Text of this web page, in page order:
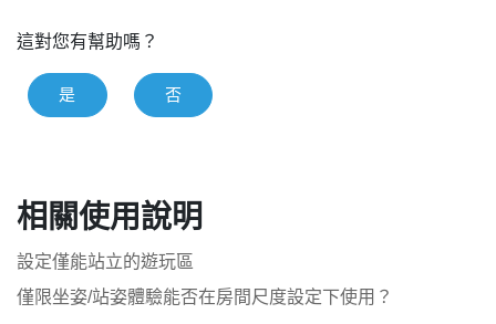
這對您有幫助嗎？
是 否
相關使用說明
設定僅能站立的遊玩區
僅限坐姿/站姿體驗能否在房間尺度設定下使用？